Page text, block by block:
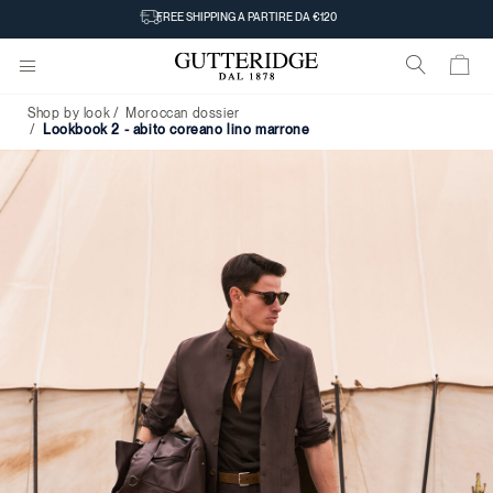
FREE SHIPPING A PARTIRE DA €120
Lookbook
Abito
coreano
lino
Shop by look
Moroccan dossier
lookbook 2 - abito coreano lino marrone